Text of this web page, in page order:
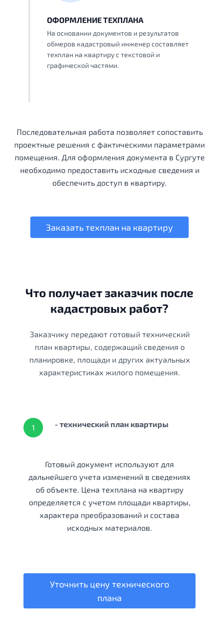
ОФОРМЛЕНИЕ ТЕХПЛАНА
На основании документов и результатов
обмеров кадастровый инженер составляет
техплан на квартиру с текстовой и
графической частями.
Последовательная работа позволяет сопоставить
проектные решения с фактическими параметрами
помещения. Для оформления документа в Сургуте
необходимо предоставить исходные сведения и
обеспечить доступ в квартиру.
Заказать техплан на квартиру
Что получает заказчик после
кадастровых работ?
Заказчику передают готовый технический
план квартиры, содержащий сведения о
планировке, площади и других актуальных
характеристиках жилого помещения.
1 - технический план квартиры
Готовый документ используют для
дальнейшего учета изменений в сведениях
об объекте. Цена техплана на квартиру
определяется с учетом площади квартиры,
характера преобразований и состава
исходных материалов.
Уточнить цену технического
плана